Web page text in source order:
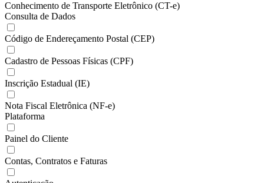
Conhecimento de Transporte Eletrônico (CT-e)
Consulta de Dados
Código de Endereçamento Postal (CEP)
Cadastro de Pessoas Físicas (CPF)
Inscrição Estadual (IE)
Nota Fiscal Eletrônica (NF-e)
Plataforma
Painel do Cliente
Contas, Contratos e Faturas